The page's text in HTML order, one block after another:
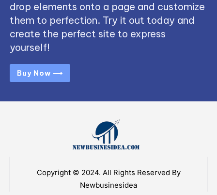
drop elements onto a page and customize
them to perfection. Try it out today and
create the perfect site to express
yourself!
Buy Now ⟶
Copyright © 2024. All Rights Reserved By
Newbusinesidea